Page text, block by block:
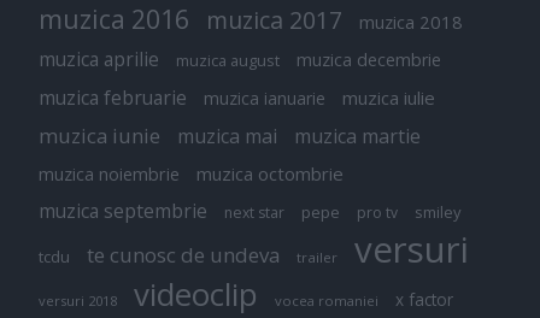
muzica 2016 muzica 2017 muzica 2018
muzica aprilie muzica august muzica decembrie
muzica februarie muzica ianuarie muzica iulie
muzica iunie muzica mai muzica martie
muzica noiembrie muzica octombrie
muzica septembrie next star pepe pro tv smiley
tcdu te cunosc de undeva trailer versuri
versuri 2018 videoclip vocea romaniei x factor